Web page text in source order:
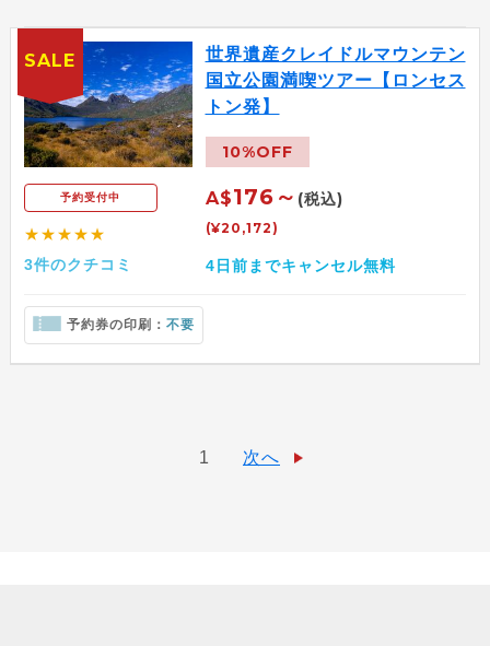
予約受付中
★★★★★
3件のクチコミ
世界遺産クレイドルマウンテン
国立公園満喫ツアー【ロンセス
トン発】
10%OFF
A$176～ (税込)
(¥20,172)
4日前までキャンセル無料
予約券の印刷： 不要
SALE
1 次へ